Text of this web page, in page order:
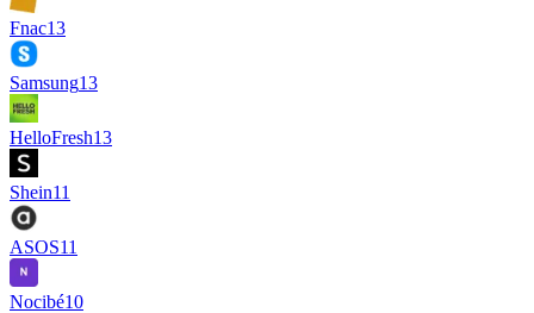
Fnac13
Samsung13
HelloFresh13
Shein11
ASOS11
Nocibé10